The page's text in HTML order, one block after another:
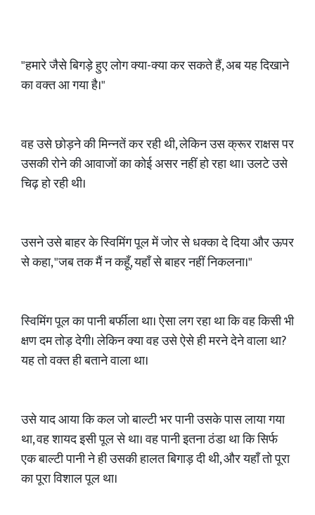
​"हमारे जैसे बिगड़े हुए लोग क्या-क्या कर सकते हैं, अब यह दिखाने
का वक्त आ गया है।"
​वह उसे छोड़ने की मिन्नतें कर रही थी, लेकिन उस क्रूर राक्षस पर
उसकी रोने की आवाजों का कोई असर नहीं हो रहा था। उलटे उसे
चिढ़ हो रही थी।
​उसने उसे बाहर के स्विमिंग पूल में जोर से धक्का दे दिया और ऊपर
से कहा, "जब तक मैं न कहूँ, यहाँ से बाहर नहीं निकलना।"
​स्विमिंग पूल का पानी बर्फीला था। ऐसा लग रहा था कि वह किसी भी
क्षण दम तोड़ देगी। लेकिन क्या वह उसे ऐसे ही मरने देने वाला था?
यह तो वक्त ही बताने वाला था।
​उसे याद आया कि कल जो बाल्टी भर पानी उसके पास लाया गया
था, वह शायद इसी पूल से था। वह पानी इतना ठंडा था कि सिर्फ
एक बाल्टी पानी ने ही उसकी हालत बिगाड़ दी थी, और यहाँ तो पूरा
का पूरा विशाल पूल था।